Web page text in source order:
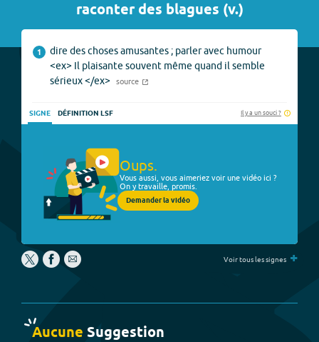
raconter des blagues (v.)
1
dire des choses amusantes ; parler avec humour
<ex> Il plaisante souvent même quand il semble
sérieux </ex>
source
SIGNE DÉFINITION LSF Il y a un souci ?
Oups.
Vous aussi, vous aimeriez voir une vidéo ici ?
On y travaille, promis.
Demander la vidéo
Voir tous les signes +
Aucune Suggestion